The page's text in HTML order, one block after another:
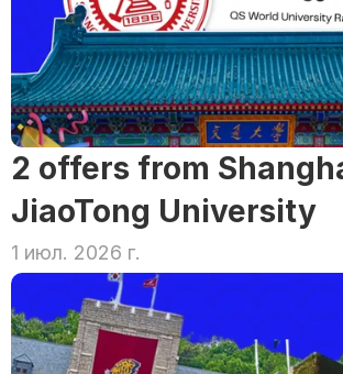
2 offers from
JiaoTong University
1 июл. 2026 г.